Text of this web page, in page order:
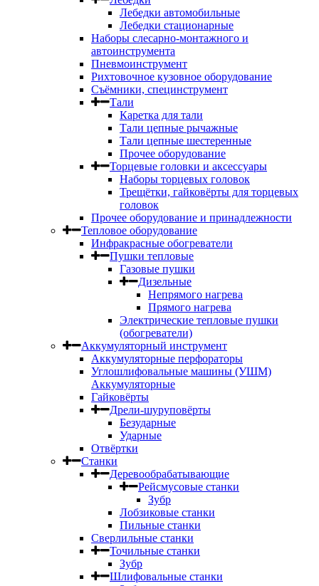
Лебедки автомобильные
Лебедки стационарные
Наборы слесарно-монтажного и
автоинструмента
Пневмоинструмент
Рихтовочное кузовное оборудование
Съёмники, специнструмент
Тали
Каретка для тали
Тали цепные рычажные
Тали цепные шестеренные
Прочее оборудование
Торцевые головки и аксессуары
Наборы торцевых головок
Трещётки, гайковёрты для торцевых
головок
Прочее оборудование и принадлежности
Тепловое оборудование
Инфракрасные обогреватели
Пушки тепловые
Газовые пушки
Дизельные
Непрямого нагрева
Прямого нагрева
Электрические тепловые пушки
(обогреватели)
Аккумуляторный инструмент
Аккумуляторные перфораторы
Углошлифовальные машины (УШМ)
Аккумуляторные
Гайковёрты
Дрели-шуруповёрты
Безударные
Ударные
Отвёртки
Станки
Деревообрабатывающие
Рейсмусовые станки
Зубр
Лобзиковые станки
Пильные станки
Сверлильные станки
Точильные станки
Зубр
Шлифовальные станки